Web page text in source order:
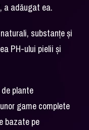
a adăugat ea.
substanțe și
PH-ului pielii și
plante
game complete
bazate pe